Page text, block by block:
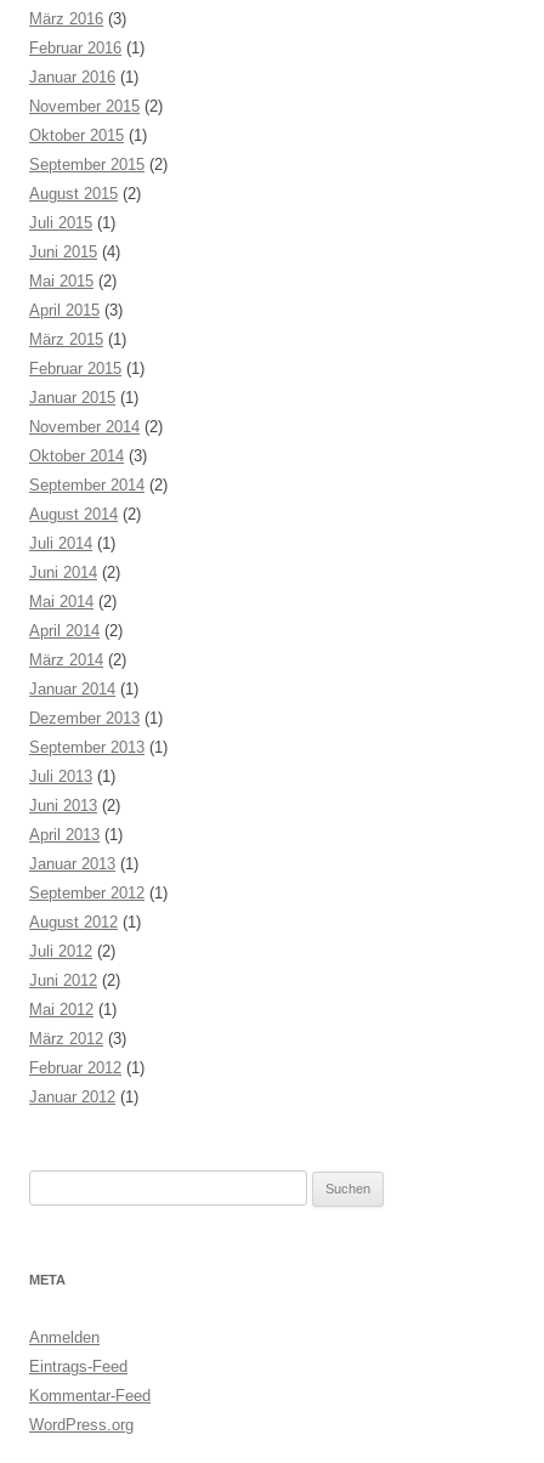
März 2016 (3)
Februar 2016 (1)
Januar 2016 (1)
November 2015 (2)
Oktober 2015 (1)
September 2015 (2)
August 2015 (2)
Juli 2015 (1)
Juni 2015 (4)
Mai 2015 (2)
April 2015 (3)
März 2015 (1)
Februar 2015 (1)
Januar 2015 (1)
November 2014 (2)
Oktober 2014 (3)
September 2014 (2)
August 2014 (2)
Juli 2014 (1)
Juni 2014 (2)
Mai 2014 (2)
April 2014 (2)
März 2014 (2)
Januar 2014 (1)
Dezember 2013 (1)
September 2013 (1)
Juli 2013 (1)
Juni 2013 (2)
April 2013 (1)
Januar 2013 (1)
September 2012 (1)
August 2012 (1)
Juli 2012 (2)
Juni 2012 (2)
Mai 2012 (1)
März 2012 (3)
Februar 2012 (1)
Januar 2012 (1)
nach:
META
Anmelden
Eintrags-Feed
Kommentar-Feed
WordPress.org